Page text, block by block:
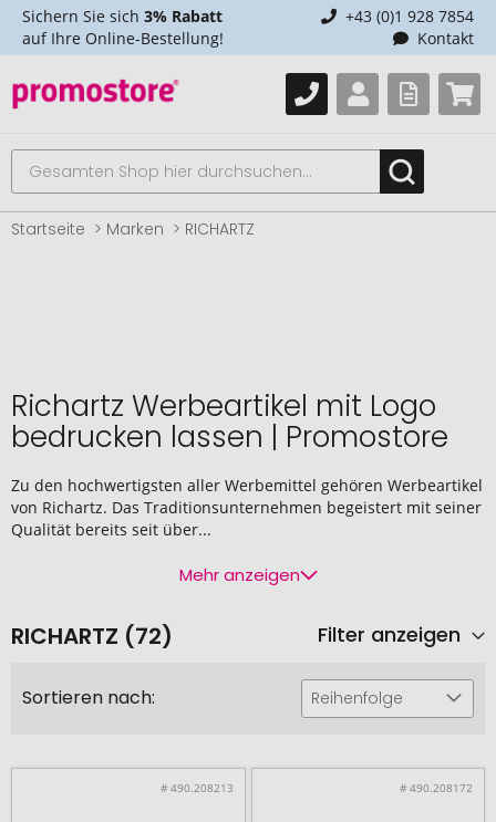
Sichern Sie sich 3% Rabatt
auf Ihre Online-Bestellung!
+43 (0)1 928 7854
Kontakt
Startseite Marken RICHARTZ
Richartz Werbeartikel mit Logo
bedrucken lassen | Promostore
Zu den hochwertigsten aller Werbemittel gehören Werbeartikel
von Richartz. Das Traditionsunternehmen begeistert mit seiner
Qualität bereits seit über...
Mehr anzeigen
RICHARTZ (72) Filter anzeigen
Sortieren nach: Reihenfolge
# 490.208213 # 490.208172